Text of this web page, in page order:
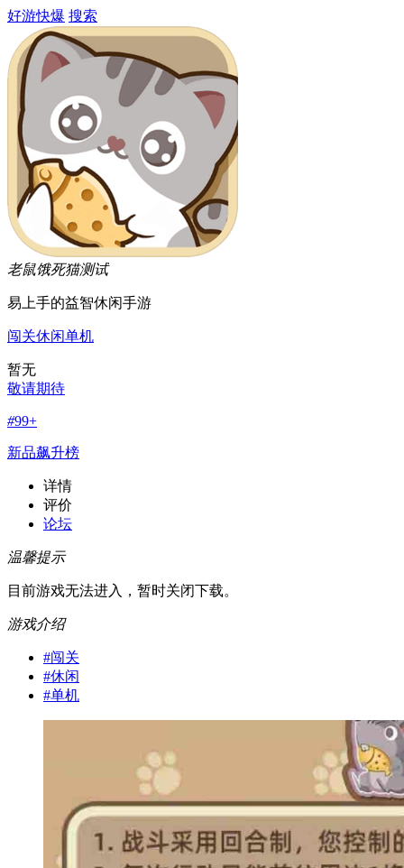
好游快爆 搜索
老鼠饿死猫测试
易上手的益智休闲手游
闯关休闲单机
暂无
敬请期待
#99+
新品飙升榜
详情
评价
论坛
温馨提示
目前游戏无法进入，暂时关闭下载。
游戏介绍
#闯关
#休闲
#单机